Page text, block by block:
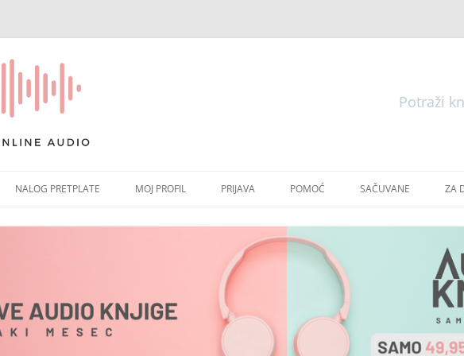
do
NALOG PRETPLATE
PONIŠTI PRETPLATU
MOJ PROFIL PRIJAVA POMOĆ SAČUVANE ZA